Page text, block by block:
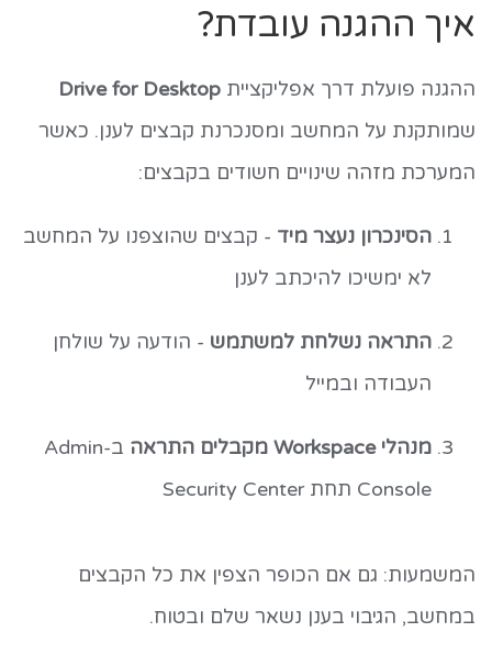
איך ההגנה עובדת?
ההגנה פועלת דרך אפליקציית Drive for Desktop
שמותקנת על המחשב ומסנכרנת קבצים לענן. כאשר
המערכת מזהה שינויים חשודים בקבצים:
הסינכרון נעצר מיד - קבצים שהוצפנו על המחשב
לא ימשיכו להיכתב לענן
התראה נשלחת למשתמש - הודעה על שולחן
העבודה ובמייל
מנהלי Workspace מקבלים התראה
ב-Admin
Console תחת Security Center
המשמעות: גם אם הכופר הצפין את כל הקבצים
במחשב, הגיבוי בענן נשאר שלם ובטוח.